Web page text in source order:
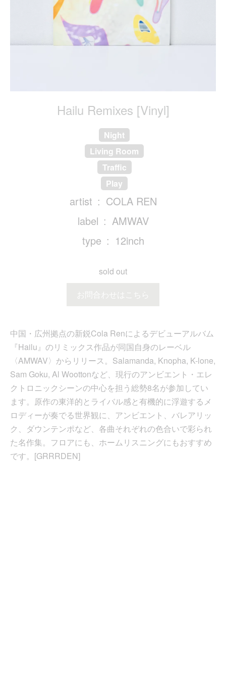
Hailu Remixes [Vinyl]
Night
Living Room
Traffic
Play
artist
COLA REN
label
AMWAV
type
12inch
sold out
お問合わせはこちら
中国・広州拠点の新鋭Cola Renによるデビューアルバム
『Hailu』のリミックス作品が同国自身のレーベル
〈AMWAV〉からリリース。Salamanda, Knopha, K-lone,
Sam Goku, Al Woottonなど、現行のアンビエント・エレ
クトロニックシーンの中心を担う総勢8名が参加してい
ます。原作の東洋的とライバル感と有機的に浮遊するメ
ロディーが奏でる世界観に、アンビエント、バレアリッ
ク、ダウンテンポなど、各曲それぞれの色合いで彩られ
た名作集。フロアにも、ホームリスニングにもおすすめ
です。[GRRRDEN]